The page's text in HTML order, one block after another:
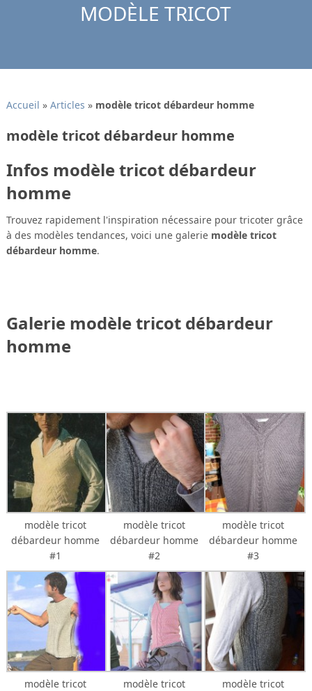
MODÈLE TRICOT
Accueil » Articles » modèle tricot débardeur homme
modèle tricot débardeur homme
Infos modèle tricot débardeur
homme
Trouvez rapidement l'inspiration nécessaire pour tricoter grâce
à des modèles tendances, voici une galerie modèle tricot
débardeur homme.
Galerie modèle tricot débardeur
homme
modèle tricot
débardeur homme
#1
modèle tricot
débardeur homme
#2
modèle tricot
débardeur homme
#3
modèle tricot
modèle tricot
modèle tricot